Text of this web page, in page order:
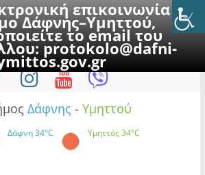
επικοινωνία με
Δάφνης–Υμηττού,
το email του
protokolo@dafni-
7 Αυγούστου 2026
Δάφνης - Υμηττού
Δάφνη34°C Υμηττός34°C